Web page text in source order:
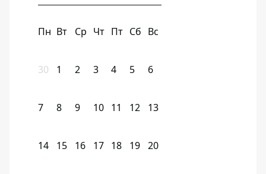
Пн Вт Ср Чт Пт Сб Вс
30 1 2 3 4 5 6
7 8 9 10 11 12 13
14 15 16 17 18 19 20